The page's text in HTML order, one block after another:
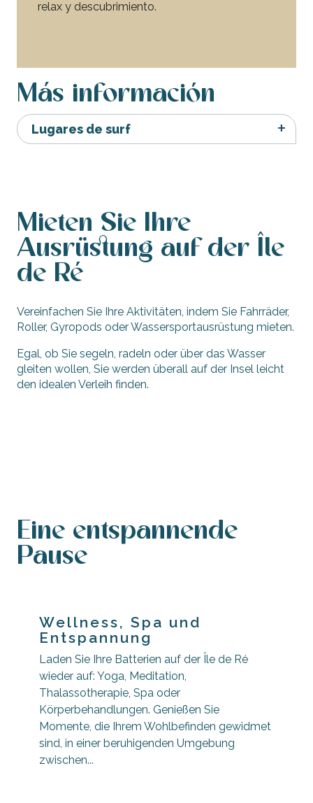
relax y descubrimiento.
Más información
Lugares de surf
Mieten Sie Ihre
Ausrüstung auf der Île
de Ré
Vereinfachen Sie Ihre Aktivitäten, indem Sie Fahrräder,
Roller, Gyropods oder Wassersportausrüstung mieten.
Egal, ob Sie segeln, radeln oder über das Wasser
gleiten wollen, Sie werden überall auf der Insel leicht
den idealen Verleih finden.
Eine entspannende
Pause
Wellness, Spa und
Entspannung
Laden Sie Ihre Batterien auf der Île de Ré
wieder auf: Yoga, Meditation,
Thalassotherapie, Spa oder
Körperbehandlungen. Genießen Sie
Momente, die Ihrem Wohlbefinden gewidmet
sind, in einer beruhigenden Umgebung
zwischen...